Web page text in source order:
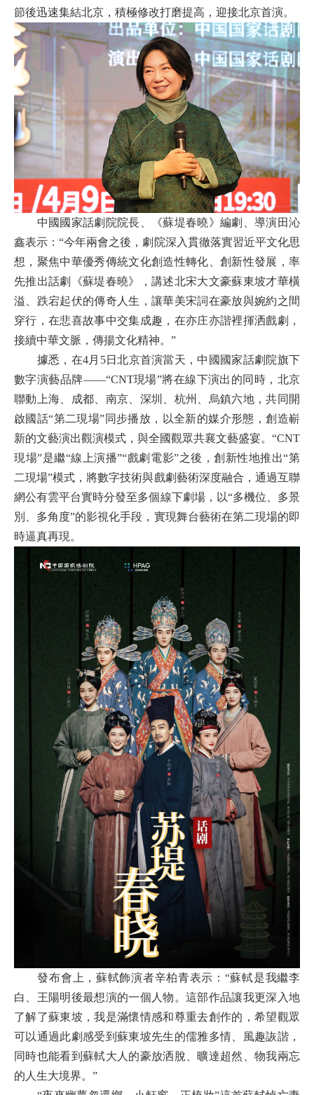
節後迅速集結北京，積極修改打磨提高，迎接北京首演。
中國國家話劇院院長、《蘇堤春曉》編劇、導演田沁
鑫表示：“今年兩會之後，劇院深入貫徹落實習近平文化思
想，聚焦中華優秀傳統文化創造性轉化、創新性發展，率
先推出話劇《蘇堤春曉》，講述北宋大文豪蘇東坡才華橫
溢、跌宕起伏的傳奇人生，讓華美宋詞在豪放與婉約之間
穿行，在悲喜故事中交集成趣，在亦庄亦諧裡揮洒戲劇，
接續中華文脈，傳揚文化精神。”
據悉，在4月5日北京首演當天，中國國家話劇院旗下
數字演藝品牌——“CNT現場”將在線下演出的同時，北京
聯動上海、成都、南京、深圳、杭州、烏鎮六地，共同開
啟國話“第二現場”同步播放，以全新的媒介形態，創造嶄
新的文藝演出觀演模式，與全國觀眾共襄文藝盛宴。“CNT
現場”是繼“線上演播”“戲劇電影”之後，創新性地推出“第
二現場”模式，將數字技術與戲劇藝術深度融合，通過互聯
網公有雲平台實時分發至多個線下劇場，以“多機位、多景
別、多角度”的影視化手段，實現舞台藝術在第二現場的即
時逼真再現。
發布會上， 蘇軾飾演者辛柏青表示：“蘇軾是我繼李
白、王陽明後最想演的一個人物。這部作品讓我更深入地
了解了蘇東坡，我是滿懷情感和尊重去創作的，希望觀眾
可以通過此劇感受到蘇東坡先生的儒雅多情、風趣詼諧，
同時也能看到蘇軾大人的豪放洒脫、曠達超然、物我兩忘
的人生大境界。”